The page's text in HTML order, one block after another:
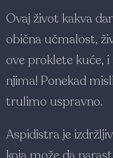
Ovaj život kakva
obična učmalost,
ove proklete kuće,
njima! Ponekad
trulimo uspravno.
Aspidistra je